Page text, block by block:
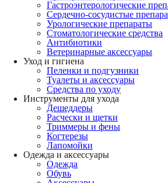
Гастроэнтерологические
Сердечно-сосудистые
Урологические препараты
Стоматологические средства
Антибиотики
Ветеринарные аксессуары
Уход и гигиена
Пеленки и подгузники
Туалеты и аксессуары
Средства по уходу
Инструменты для ухода
Дешеддеры
Расчески и щетки
Триммеры и фены
Когтерезы
Лапомойки
Одежда и аксессуары
Одежда
Обувь